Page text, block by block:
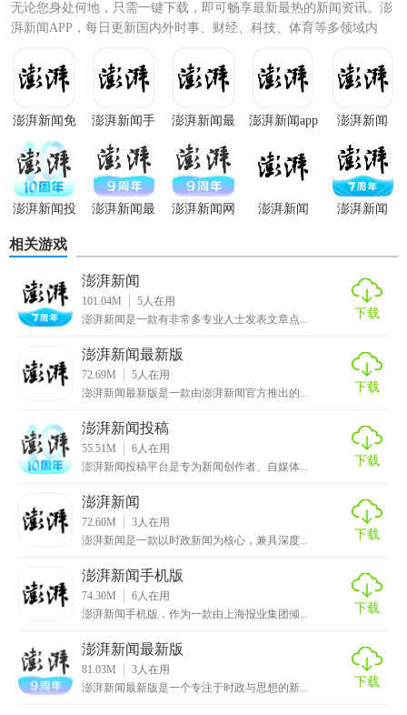
【澎湃新闻网技巧】
1. 定制化推荐：根据用户的阅读历史和兴趣，推荐相应的新
闻内容。
2. 智能搜索
：用户可以通过搜索关键词，快速找到感兴趣的
新闻报道。
3.离线阅读
4. 快速分享：支持用户将喜欢的新闻内容分享到社交媒体平
台。
5. 语音播报：提供语音播报功能，方便用户在出行或休闲时
刻收听新闻。
【澎湃新闻网内容】
1. 时政要闻：提供国内外重要政治事件的报道和分析。
2. 深度访谈：邀请各界专家和学者进行访谈，探讨社会热点
问题。
3. 思想评论：聚焦各类社会思潮和学术观点，进行深入剖析
和评论。
4. 财经科技：涵盖金融、科技领域的最新动态和趋势分析。
5. 文化娱乐：提供文化艺术、娱乐休闲等领域的新闻报道和
评论。
无论您身处何地，只需一键下载，即可畅享最新最热的新闻资讯。澎
湃新闻APP，每日更新国内外时事、财经、科技、体育等多领域内
容，个性化推荐让每一...
澎湃新闻免
费版
澎湃新闻手
澎湃新闻最
澎湃新闻app
澎湃新闻
澎湃新闻投
澎湃新闻最
澎湃新闻网
澎湃新闻
澎湃新闻
相关游戏
澎湃新闻
101.04M 5人在用
澎湃新闻是一款有非常多专业人士发表文章点...
下载
澎湃新闻最新版
72.69M 5人在用
澎湃新闻最新版是一款由澎湃新闻官方推出的...
下载
澎湃新闻投稿
55.51M 6人在用
澎湃新闻投稿平台是专为新闻创作者、自媒体...
下载
澎湃新闻
72.60M 3人在用
澎湃新闻是一款以时政新闻为核心，兼具深度...
下载
澎湃新闻手机版
74.30M 6人在用
澎湃新闻手机版，作为一款由上海报业集团倾...
下载
澎湃新闻最新版
81.03M 3人在用
澎湃新闻最新版是一个专注于时政与思想的新...
下载